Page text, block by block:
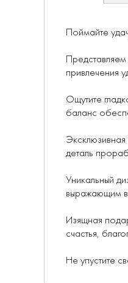
Поймайте
привлечения
Ощутите
баланс
деталь
Уникальный
выражающим
Изящная
счастья,
Не упустите